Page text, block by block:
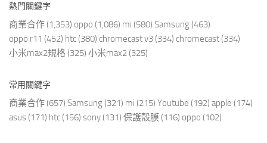
熱門關鍵字
商業合作 (1,353) oppo (1,086) mi (580) Samsung (463)
oppo r11 (452) htc (380) chromecast v3 (334) chromecast (334)
小米max2規格 (325) 小米max2 (325)
常用關鍵字
商業合作 (657) Samsung (321) mi (215) Youtube (192) apple (174)
asus (171) htc (156) sony (131) 保護殼膜 (116) oppo (102)